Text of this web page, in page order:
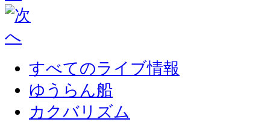
すべてのライブ情報
ゆうらん船
カクバリズム